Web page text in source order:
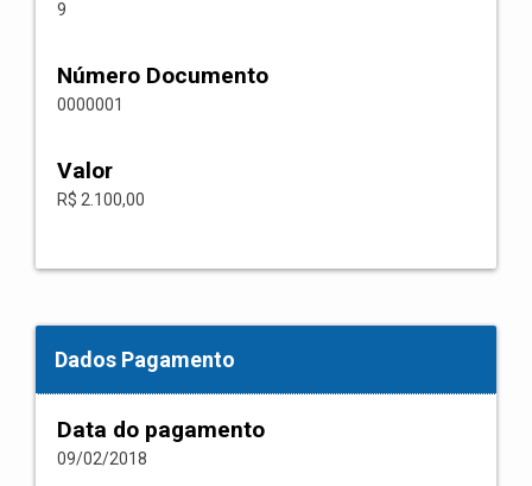
9
Número Documento
0000001
Valor
R$ 2.100,00
Dados Pagamento
Data do pagamento
09/02/2018